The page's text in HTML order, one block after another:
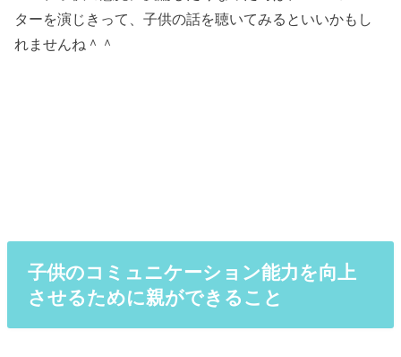
ターを演じきって、子供の話を聴いてみるといいかもし
れませんね＾＾
子供のコミュニケーション能力を向上
させるために親ができること